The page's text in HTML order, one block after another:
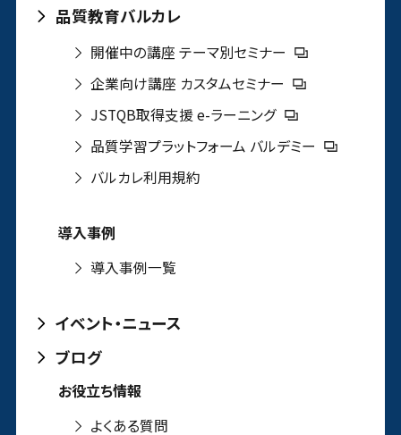
品質教育バルカレ
開催中の講座 テーマ別セミナー
企業向け講座 カスタムセミナー
JSTQB取得支援 e-ラーニング
品質学習プラットフォーム バルデミー
バルカレ利用規約
導入事例
導入事例一覧
イベント・ニュース
ブログ
お役立ち情報
よくある質問